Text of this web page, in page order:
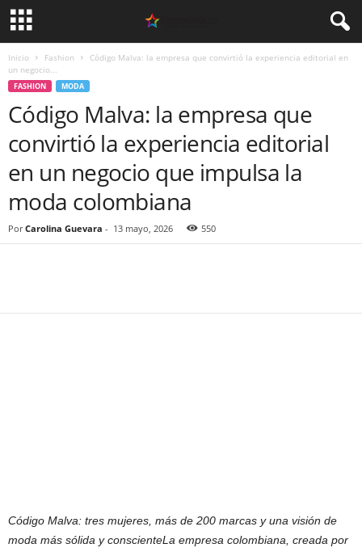
Inicio Fashion
Código Malva: la empresa que convirtió la experiencia editorial en
un negocio...
FASHION MODA
Código Malva: la empresa que
convirtió la experiencia editorial
en un negocio que impulsa la
moda colombiana
Por Carolina Guevara - 13 mayo, 2026 550
Código Malva: tres mujeres, más de 200 marcas y una visión de
moda más sólida y conscienteLa empresa colombiana, creada por